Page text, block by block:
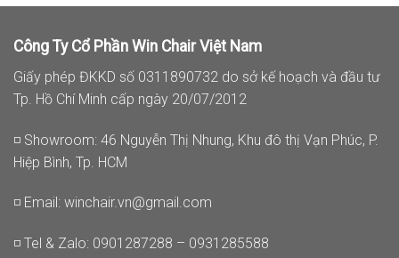
Công Ty Cổ Phần Win Chair Việt Nam
Giấy phép ĐKKD số 0311890732 do sở kế hoạch và đầu tư
Tp. Hồ Chí Minh cấp ngày 20/07/2012
◽ Showroom: 46 Nguyễn Thị Nhung, Khu đô thị Vạn Phúc, P.
Hiệp Bình, Tp. HCM
◽ Email: winchair.vn@gmail.com
◽ Tel & Zalo: 0901287288 – 0931285588